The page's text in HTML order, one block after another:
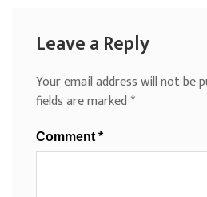
Leave a Reply
Your email address will not be
fields are marked*
Comment *